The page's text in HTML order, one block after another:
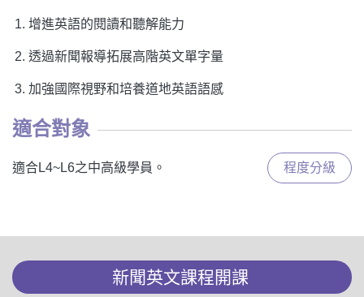
增進英語的閱讀和聽解能力
透過新聞報導拓展高階英文單字量
加強國際視野和培養道地英語語感
適合對象
適合L4~L6之中高級學員。 程度分級
新聞英文課程開課